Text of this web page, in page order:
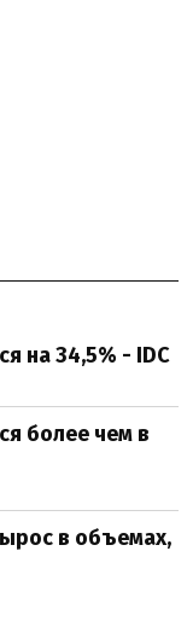
на 34,5% - IDC
более чем в
в объемах,